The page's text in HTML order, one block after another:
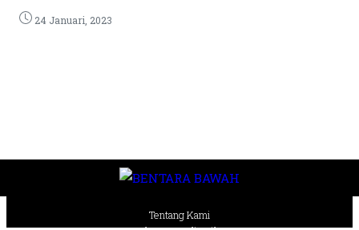
24 Januari, 2023
Tentang Kami